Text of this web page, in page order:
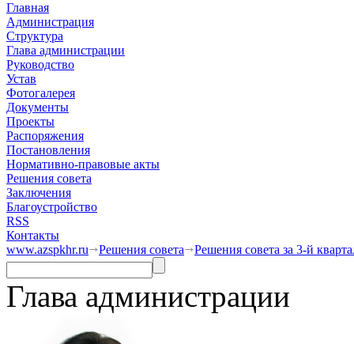
Главная
Администрация
Структура
Глава администрации
Руководство
Устав
Фотогалерея
Документы
Проекты
Распоряжения
Постановления
Нормативно-правовые акты
Решения совета
Заключения
Благоустройство
RSS
Контакты
www.azspkhr.ru
Решения совета Решения совета за 3-й
Глава администрации